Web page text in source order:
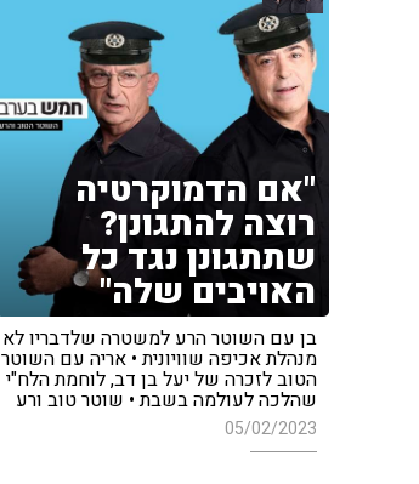
"אם הדמוקרטיה
רוצה להתגונן?
שתתגונן נגד כל
האויבים שלה"
בן עם השוטר הרע למשטרה שלדבריו לא
מנהלת אכיפה שוויונית • אריה עם השוטר
הטוב לזכרה של יעל בן דב, לוחמת הלח"י
שהלכה לעולמה בשבת • שוטר טוב ורע
05/02/2023